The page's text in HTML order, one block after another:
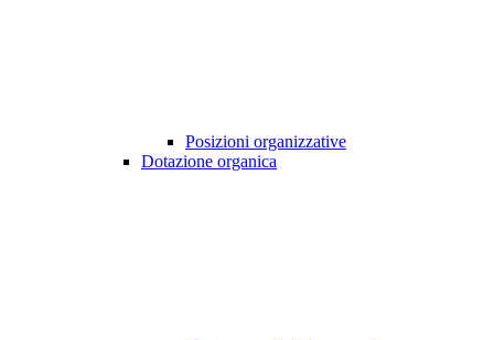
Posizioni organizzative
Dotazione organica